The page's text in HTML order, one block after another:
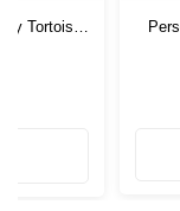
Tortoise